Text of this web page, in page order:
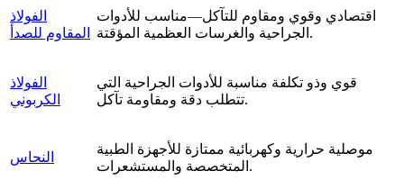
الفولاذ
المقاوم للصدأ
اقتصادي وقوي ومقاوم للتآكل—مناسب للأدوات
الجراحية والغرسات العظمية المؤقتة.
الفولاذ
الكربوني
قوي وذو تكلفة مناسبة للأدوات الجراحية التي
تتطلب دقة ومقاومة تآكل.
النحاس
موصلية حرارية وكهربائية ممتازة للأجهزة الطبية
المتخصصة والمستشعرات.